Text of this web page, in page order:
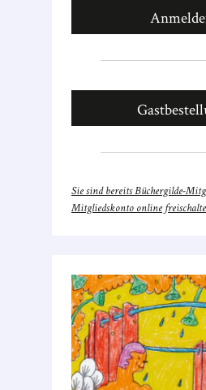
Sie sind bereits Büchergilde-
Mitgliedskonto online